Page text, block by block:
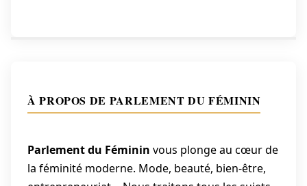
À PROPOS DE PARLEMENT DU FÉMININ
Parlement du Féminin vous plonge au cœur de
la féminité moderne. Mode, beauté, bien-être,